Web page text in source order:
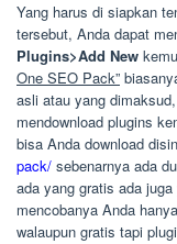
Yang harus di siapkan
tersebut, Anda dapat
Plugins>Add New
One SEO Pack”
asli atau yang
mendownload plugins
bisa Anda download
pack/ sebenarnya ada
ada yang gratis ada
mencobanya Anda
walaupun gratis tapi